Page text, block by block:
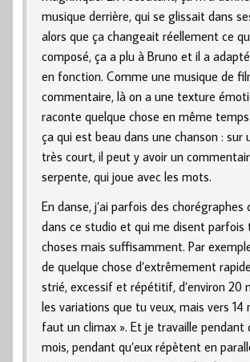
musique derrière, qui se glissait dans
alors que ça changeait réellement ce
composé, ça a plu à Bruno et il a
en fonction. Comme une musique de
commentaire, là on a une texture
raconte quelque chose en même temps
ça qui est beau dans une chanson : sur
très court, il peut y avoir un
serpente, qui joue avec les mots.
En danse, j’ai parfois des chorégraphes
dans ce studio et qui me disent parfois
choses mais suffisamment. Par
de quelque chose d’extrêmement
strié, excessif et répétitif, d’environ 20
les variations que tu veux, mais vers 14
faut un climax ». Et je travaille pendant
mois, pendant qu’eux répètent en